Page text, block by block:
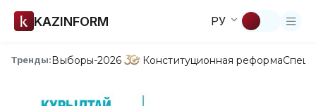
KAZINFORM РУ
Тренды:Выборы-2026 Конституционная реформа